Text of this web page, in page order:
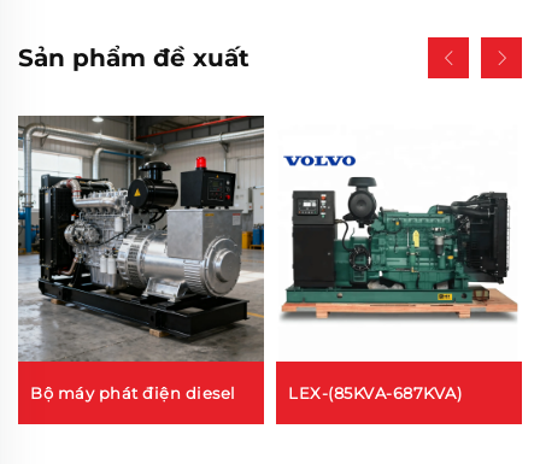
Sản phẩm đề xuất
Bộ máy phát điện diesel LEX-(85KVA-687KVA)